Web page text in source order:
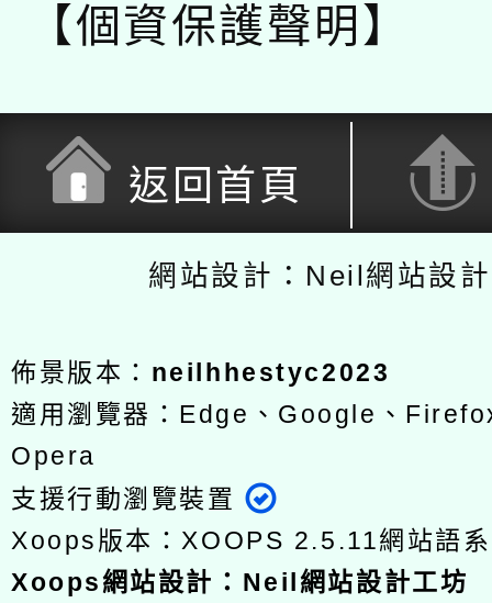
【個資保護聲明】
返回首頁
網站設計：Neil網站設
佈景版本： neilhhestyc2023
適用瀏覽器：Edge、Google、
Opera
支援行動瀏覽裝置
Xoops版本： XOOPS 2.5.11網站語
Xoops網站設計 ： Neil網站設計工坊